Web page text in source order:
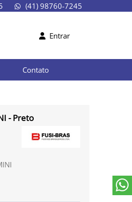
(41) 98760-7245
Entrar
Contato
- Preto